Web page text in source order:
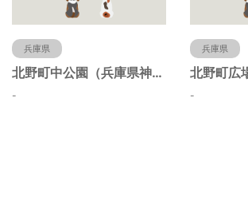
兵庫県
北野町中公園（兵庫県神戸市）
-
兵庫県
-